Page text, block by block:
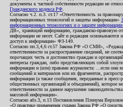
документы к частной собственности редакции не
Гражданского кодекса РФ
Согласно ч.2. п.3. ст.17 «Ответственность за
информационных технологий и защиты информации»
информационных технологиях и о защите
ДВ», хранящий информацию, гражданско-правовую
информации не несет. Сайт и редакция основываются
доступ к информации» ФЗ-149.
Согласно пп.3,4,6 ст.57 Закона РФ «О СМИ»,
ответственности за распространение сведений, не
порочащих честь и достоинство граждан и
интересы граждан, либо представляющих собой
информации и (или) правами журналиста: ...если они
сообщений и материалов или их фрагментов,
информации (а также сообщения, переданные в пресс-
общественных организаций и объединений), которое
ответственности за данное нарушение
массовой информации».
Согласно абз.3, п.13 Постановления Пленума
«О практике применения судами Закона РФ «О